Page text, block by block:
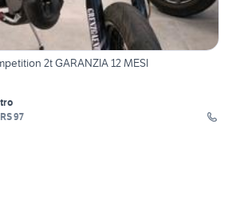
2t GARANZIA 12 MESI
97